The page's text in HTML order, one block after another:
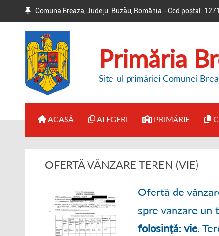
Comuna Breaza, Județul Buzău, România - Cod poștal:
Primăria
Site-ul primăriei Comunei
ACASĂ ALEGERI
● BIROUL ELECTORAL DE
CIRCUMSCRIPȚIE
● HOTĂRÂRI / ANUNȚURI
● ALTE INFORMAȚII
PRIMĂRIE
●
● DISPOZIȚII
● REGULAMENT
● ORGANIGRAMĂ
OFERTĂ VÂNZARE TEREN (VIE)
Ofertă de
spre vanzare un
folosință: vie.